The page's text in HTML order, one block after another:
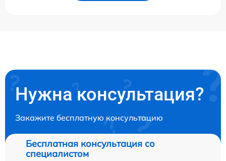
Нужна консультация?
Закажите бесплатную консультацию
Бесплатная консультация со
специалистом